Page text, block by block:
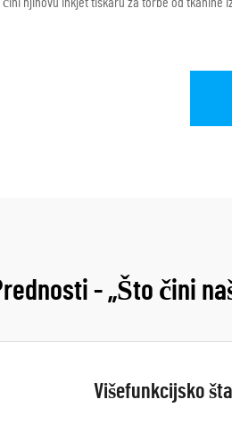
- „Što čini
Višefunkcijsko